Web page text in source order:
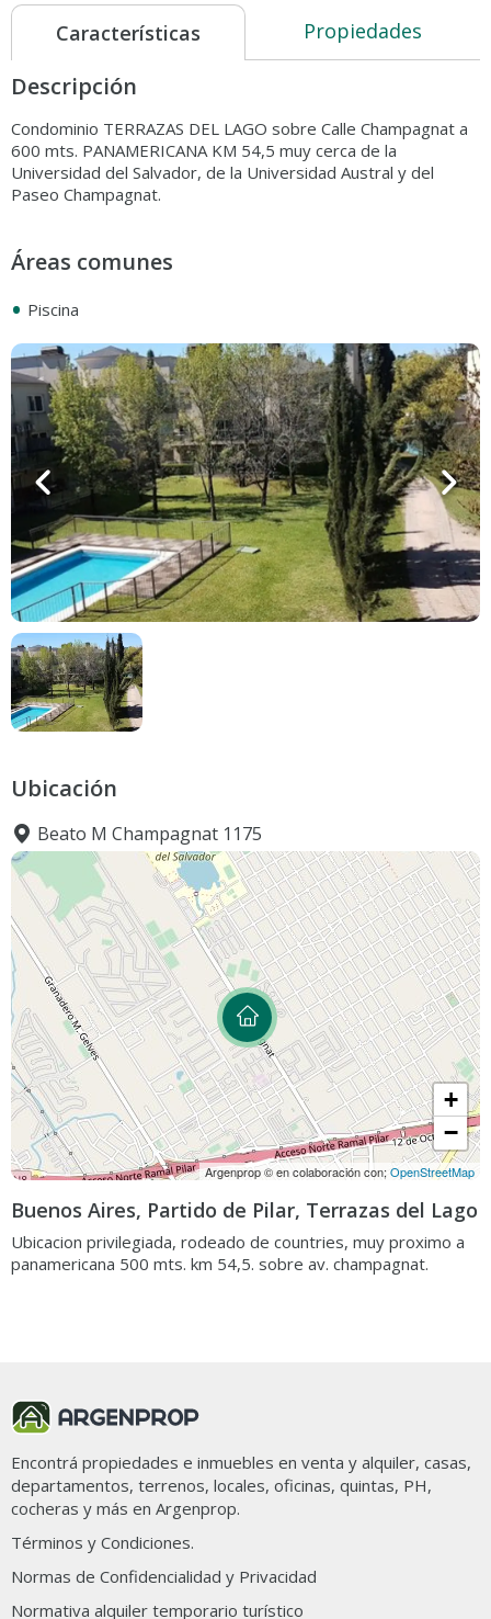
Características Propiedades
Descripción
Condominio TERRAZAS DEL LAGO sobre Calle Champagnat a
600 mts. PANAMERICANA KM 54,5 muy cerca de la
Universidad del Salvador, de la Universidad Austral y del
Áreas comunes
• Piscina
Ubicación
Beato M Champagnat 1175
+
−
Argenprop © en colaboración con;OpenStreetMap
Buenos Aires, Partido de Pilar, Terrazas del Lago
Ubicacion privilegiada, rodeado de countries, muy proximo a
17 propiedades en Terrazas del Lago
Encontrá propiedades e inmuebles en venta y alquiler, casas,
departamentos, terrenos, locales, oficinas, quintas, PH,
cocheras y más en Argenprop.
Términos y Condiciones.
Normas de Confidencialidad y Privacidad
Normativa alquiler temporario turístico